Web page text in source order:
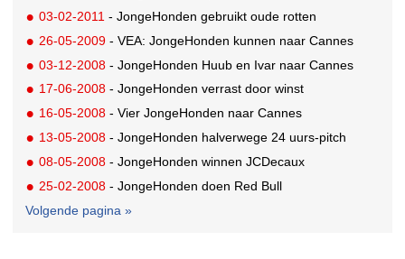
03-02-2011 - JongeHonden gebruikt oude rotten
26-05-2009 - VEA: JongeHonden kunnen naar Cannes
03-12-2008 - JongeHonden Huub en Ivar naar Cannes
17-06-2008 - JongeHonden verrast door winst
16-05-2008 - Vier JongeHonden naar Cannes
13-05-2008 - JongeHonden halverwege 24 uurs-pitch
08-05-2008 - JongeHonden winnen JCDecaux
25-02-2008 - JongeHonden doen Red Bull
Volgende pagina »